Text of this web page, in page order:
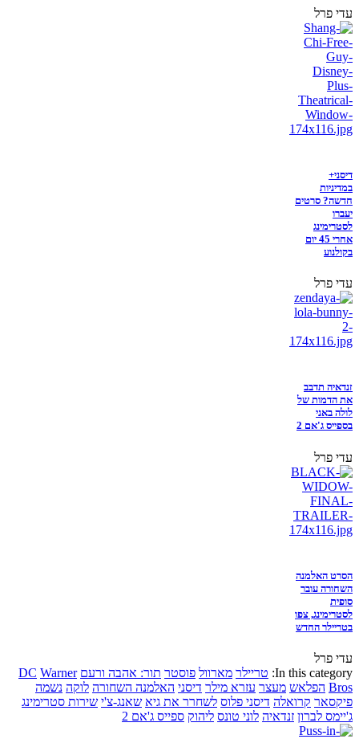
עדי פרל
דיסני+
במדיניות
חדשה? סרטים
יעברו
לסטרימינג
אחרי 45 יום
בקולנוע
עדי פרל
זנדאיה תדבב
את הדמות של
לולה באני
בספייס ג'אם 2
עדי פרל
הסרט האלמנה
השחורה עובר
סופית
לסטרימינג, צפו
בטריילר החדש
עדי פרל
In this category: טריילר מארוול פוסטר תור: אהבה ורעם DC Warner
Bros הפלאש מעצר עזרא מילר דיסני האלמנה השחורה לוקה נשמה
פיקסאר קרואלה דיסני פלוס לשחרר את גיא שאנג-צ'י שירות סטרימינג
ג'יימס לברון זנדאיה לוני טונס ליהוק ספייס ג'אם 2